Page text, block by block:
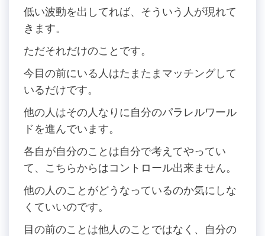
低い波動を出してれば、そういう人が現れて
きます。
ただそれだけのことです。
今目の前にいる人はたまたまマッチングして
いるだけです。
他の人はその人なりに自分のパラレルワール
ドを進んでいます。
各自が自分のことは自分で考えてやってい
て、こちらからはコントロール出来ません。
他の人のことがどうなっているのか気にしな
くていいのです。
目の前のことは他人のことではなく、自分の